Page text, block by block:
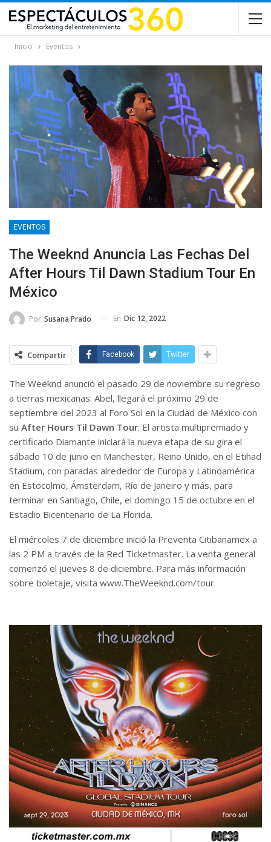
Inicio Eventos
EVENTOS
The Weeknd Anuncia Las Fechas Del
After Hours Til Dawn Stadium Tour En
México
Por Susana Prado En Dic 12, 2022
Compartir Facebook Twitter
The Weeknd anunció el pasado 29 de noviembre su regreso
a tierras mexicanas. Abel, llegará el próximo 29 de
septiembre del 2023 al Foro Sol en la Ciudad de México con
su After Hours Til Dawn Tour. El artista multipremiado y
certificado Diamante iniciará la nueva etapa de su gira el
sábado 10 de junio en Manchester, Reino Unido, en el Etihad
Stadium, con paradas alrededor de Europa y Latinoamérica
en Estocolmo, Ámsterdam, Río de Janeiro y más, para
terminar en Santiago, Chile, el domingo 15 de octubre en el
Estadio Bicentenario de La Florida.
El miércoles 7 de diciembre inició la Preventa Citibanamex a
las 2 PM a través de la Red Ticketmaster. La venta general
comenzó el jueves 8 de diciembre. Para más información
sobre boletaje, visita www.TheWeeknd.com/tour.